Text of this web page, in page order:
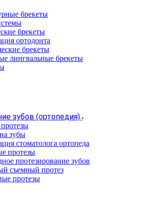
брекеты
брекеты
ортодонта
брекеты
лингвальные брекеты
зубов (ортопедия)
зубы
стоматолога ортопеда
протезы
протезирование зубов
съемный протез
протезы